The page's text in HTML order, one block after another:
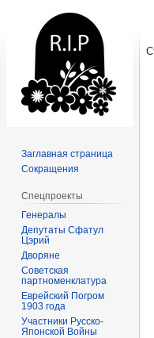
Заглавная страница
Сокращения
Спецпроекты
Генералы
Депутаты Сфатул
Цэрий
Дворяне
Советская
партноменклатура
Еврейский Погром
1903 года
Участники Русско-
Японской Войны